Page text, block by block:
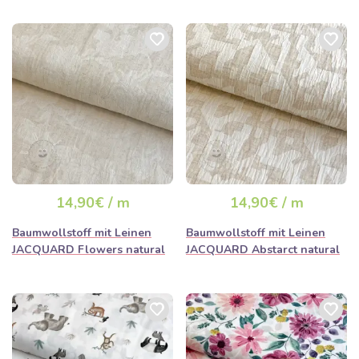
14,90€ / m
Baumwollstoff mit Leinen
JACQUARD Flowers natural
14,90€ / m
Baumwollstoff mit Leinen
JACQUARD Abstarct natural